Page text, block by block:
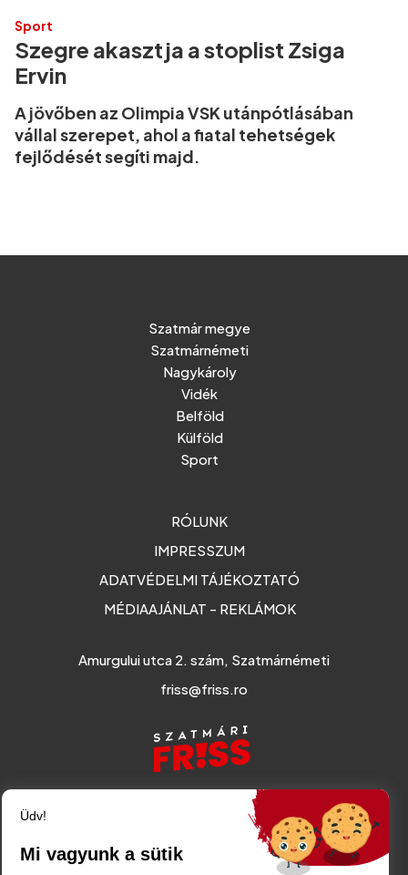
Sport
Szegre akasztja a stoplist Zsiga
Ervin
A jövőben az Olimpia VSK utánpótlásában
vállal szerepet, ahol a fiatal tehetségek
fejlődését segíti majd.
Szatmár megye
Szatmárnémeti
Nagykároly
Vidék
Belföld
Külföld
Sport
RÓLUNK
IMPRESSZUM
ADATVÉDELMI TÁJÉKOZTATÓ
MÉDIAAJÁNLAT - REKLÁMOK
Amurgului utca 2. szám, Szatmárnémeti
friss@friss.ro
Üdv!
Mi vagyunk a sütik